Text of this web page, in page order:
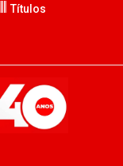
Títulos